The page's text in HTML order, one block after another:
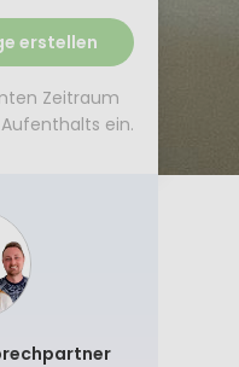
erstellen
Zeitraum
ein.